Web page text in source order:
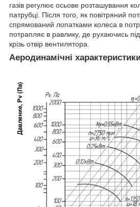
газів регулює осьове розташування
патрубці. Після того, як повітряний
спрямований лопатками колеса в
потрапляє в равлику, де рухаючись
крізь отвір вентилятора.
Аеродинамічні